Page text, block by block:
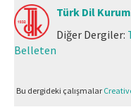
Türk Dil
Diğer Dergiler:
Belleten
Bu dergideki çalışmalar